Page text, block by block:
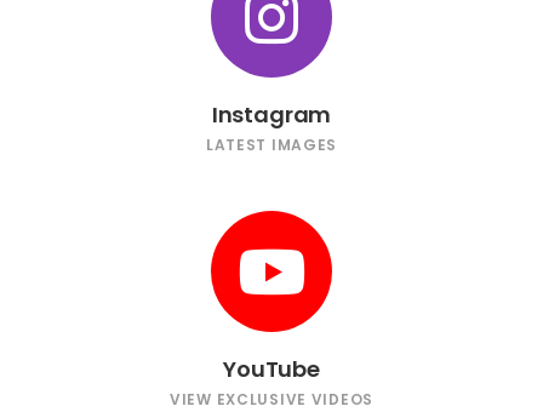
Instagram
LATEST IMAGES
YouTube
VIEW EXCLUSIVE VIDEOS